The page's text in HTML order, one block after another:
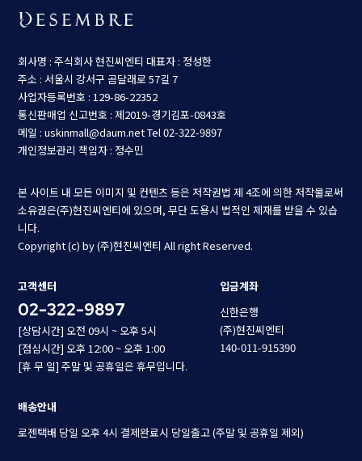
회사명 : 주식회사 현진씨엔티 대표자 : 정성한
주소 : 서울시 강서구 곰달래로 57길 7
사업자등록번호 : 129-86-22352
통신판매업 신고번호 : 제2019-경기김포-0843호
메일 : uskinmall@daum.netTel 02-322-9897
개인정보관리 책임자 : 정수민
본 사이트 내 모든 이미지 및 컨텐츠 등은 저작권법 제 4조에 의한 저작물로써
소유권은(주)현진씨엔티에 있으며, 무단 도용시 법적인 제재를 받을 수 있습
니다.
Copyright (c) by (주)현진씨엔티 All right Reserved.
고객센터
02-322-9897
[상담시간] 오전 09시 ~ 오후 5시
[점심시간] 오후 12:00 ~ 오후 1:00
[휴 무 일] 주말 및 공휴일은 휴무입니다.
입금계좌
신한은행
(주)현진씨엔티
140-011-915390
배송안내
로젠택배 당일 오후 4시 결제완료시 당일출고 (주말 및 공휴일 제외)